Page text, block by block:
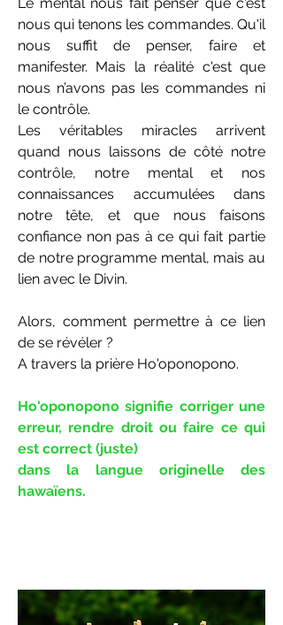
Le mental nous fait penser que c'est
nous qui tenons les commandes. Qu'il
nous suffit de penser, faire et
manifester. Mais la réalité c'est que
nous n’avons pas les commandes ni
le contrôle.
Les véritables miracles arrivent
quand nous laissons de côté notre
contrôle, notre mental et nos
connaissances accumulées dans
notre tête, et que nous faisons
confiance non pas à ce qui fait partie
de notre programme mental, mais au
lien avec le Divin.
Alors, comment permettre à ce lien
de se révéler ?
A travers la prière Ho'oponopono.
Ho'oponopono signifie corriger une
erreur, rendre droit ou faire ce qui
est correct (juste)
dans la langue originelle des
hawaïens.